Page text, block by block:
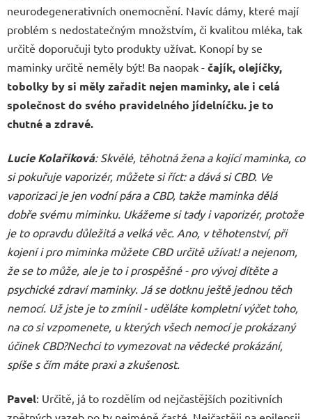
neurodegenerativních onemocnění. Navíc dámy, které mají
problém s nedostatečným množstvím, či kvalitou mléka, tak
určitě doporučuji tyto produkty užívat. Konopí by se
maminky určitě neměly být! Ba naopak - čajík, olejíčky,
tobolky by si měly zařadit nejen maminky, ale i celá
společnost do svého pravidelného jídelníčku. je to
chutné a zdravé.
Lucie Kolaříková: Skvělé, těhotná žena a kojící maminka, co
si pokuřuje vaporizér, můžete si říct: a dává si CBD. Ve
vaporizaci je jen vodní pára a CBD, takže maminka dělá
dobře svému miminku. Ukážeme si tady i vaporizér, protože
je to opravdu důležitá a velká věc. Ano, v těhotenství, při
kojení i pro miminka můžete CBD určitě užívat! a nejenom,
že se to může, ale je to i prospěšné - pro vývoj dítěte a
psychické zdraví maminky. Já se dotknu ještě jednou těch
nemocí. Už jste je to zmínil - uděláte kompletní výčet toho,
na co si vzpomenete, u kterých všech nemocí je prokázaný
účinek CBD?Nechci to vymezovat na vědecké prokázání,
spíše s čím máte praxi a zkušenost.
Pavel: Určitě, já to rozdělím od nejčastějších pozitivních